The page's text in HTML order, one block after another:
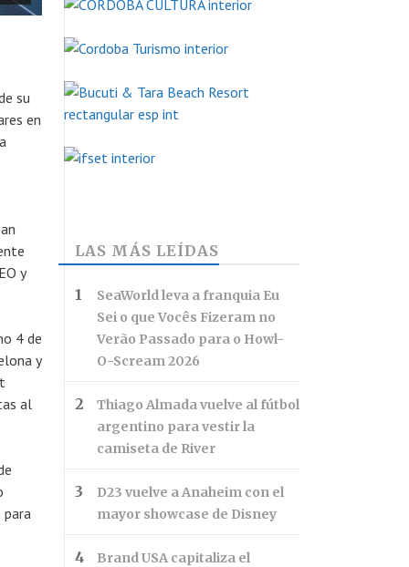
su
en
y
4 de
y
al
para
LAS MÁS LEÍDAS
SeaWorld leva a franquia Eu
Sei o que Vocês Fizeram no
Verão Passado para o Howl-
O-Scream 2026
Thiago Almada vuelve al fútbol
argentino para vestir la
camiseta de River
D23 vuelve a Anaheim con el
mayor showcase de Disney
Brand USA capitaliza el